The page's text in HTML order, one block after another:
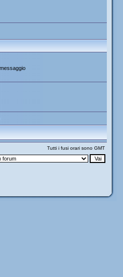
Tutti i fusi orari sono GMT